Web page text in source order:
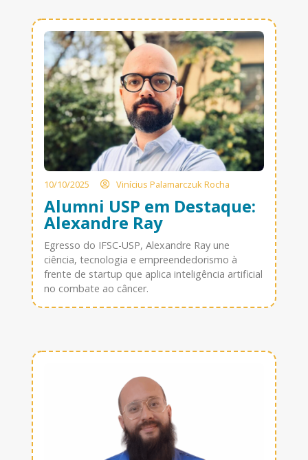
10/10/2025 Vinícius Palamarczuk Rocha
Alumni USP em Destaque:
Alexandre Ray
Egresso do IFSC-USP, Alexandre Ray une
ciência, tecnologia e empreendedorismo à
frente de startup que aplica inteligência artificial
no combate ao câncer.